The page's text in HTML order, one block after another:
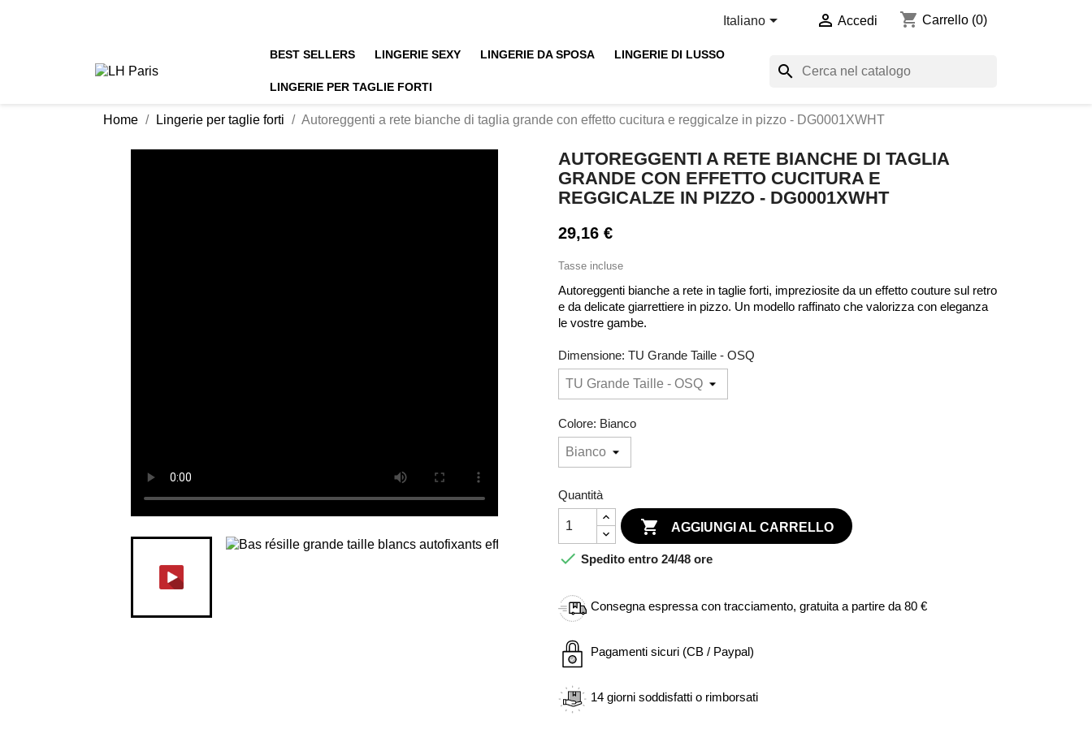
Italiano  Accedi shopping_cart Carrello (0)
BEST SELLERS LINGERIE SEXY LINGERIE DA SPOSA LINGERIE DI LUSSO
LINGERIE PER TAGLIE FORTI
search
Home Lingerie per taglie forti Autoreggenti a rete bianche di taglia grande con effetto cucitura e reggicalze in pizzo - DG0001XWHT
AUTOREGGENTI A RETE BIANCHE DI TAGLIA
GRANDE CON EFFETTO CUCITURA E
REGGICALZE IN PIZZO - DG0001XWHT
29,16 €
Tasse incluse
Autoreggenti bianche a rete in taglie forti, impreziosite da un effetto couture sul retro
e da delicate giarrettiere in pizzo. Un modello raffinato che valorizza con eleganza
le vostre gambe.
Dimensione: TU Grande Taille - OSQ
Colore: Bianco
Quantità
 AGGIUNGI AL CARRELLO
 Spedito entro 24/48 ore
Consegna espressa con tracciamento, gratuita a partire da 80 €
Pagamenti sicuri (CB / Paypal)
14 giorni soddisfatti o rimborsati